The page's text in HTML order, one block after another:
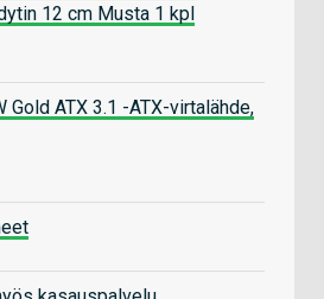
12 cm Musta 1 kpl
Gold ATX 3.1 -ATX-virtalähde,